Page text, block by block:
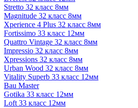
Stretto 32 класс 8мм
Magnitude 32 класс 8мм
Xperience 4 Plus 32 класс 8мм
Fortissimo 33 класс 12мм
Quattro Vintage 32 класс 8мм
Impressio 32 класс 8мм
Xpressions 32 класс 8мм
Urban Wood 32 класс 8мм
Vitality Superb 33 класс 12мм
Bau Master
Gotika 33 класс 12мм
Loft 33 класс 12мм